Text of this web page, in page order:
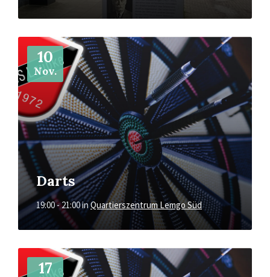
10
Nov.
Darts
19:00 - 21:00inQuartierszentrum Lemgo Süd
Mehr
17
Mehr